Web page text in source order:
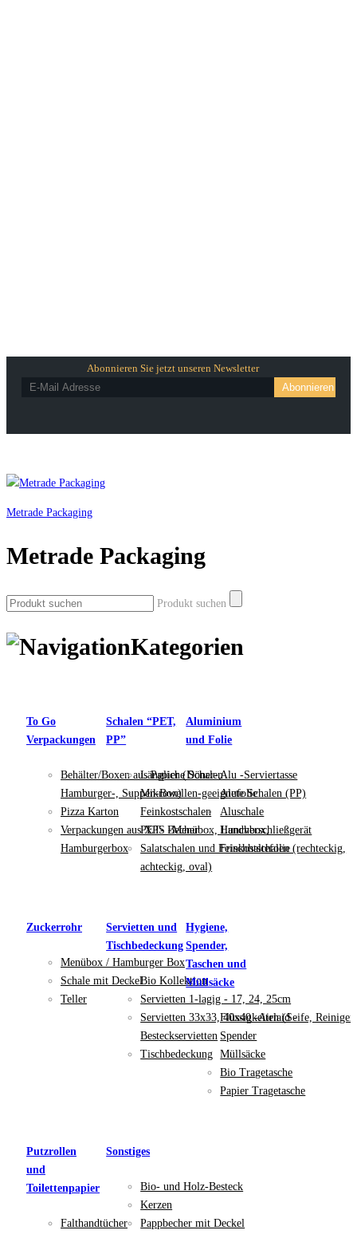
Abonnieren Sie jetzt unseren Newsletter
Metrade Packaging
Metrade Packaging
Produkt suchen
Kategorien
To Go
Verpackungen
Behälter/Boxen aus Papier (Döner-,
Hamburger-, Suppen-Box)
Pizza Karton
Verpackungen aus XPS -Menübox, Lunchbox,
Hamburgerbox
Schalen “PET,
PP”
Längliche Schalen
Mikrowellen-geeignete Schalen (PP)
Feinkostschalen
PET- Becher
Salatschalen und Feinkostschalen (rechteckig,
achteckig, oval)
Aluminium
und Folie
Alu -Serviertasse
Alufolie
Aluschale
Handverschließgerät
Frischhaltefolie
Zuckerrohr
Menübox / Hamburger Box
Schale mit Deckel
Teller
Servietten und
Tischbedeckung
Bio Kollektion
Servietten 1-lagig - 17, 24, 25cm
Servietten 33x33, 40x40 -Airlaid -
Besteckservietten
Tischbedeckung
Hygiene,
Spender,
Taschen und
Müllsäcke
Flüssigkeiten (Seife,
Spender
Müllsäcke
Bio Tragetasche
Papier Tragetasche
Putzrollen
und
Toilettenpapier
Falthandtücher
Sonstiges
Bio- und Holz-Besteck
Kerzen
Pappbecher mit Deckel